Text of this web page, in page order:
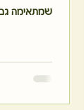
שמתאימה גם